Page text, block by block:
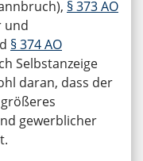
§ 373 AO
und
§ 374 AO
Selbstanzeige
daran, dass der
gewerblicher